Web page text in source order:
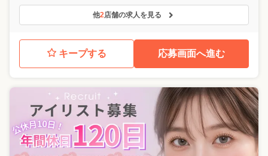
他2店舗の求人を見る
キープする 応募画面へ進む